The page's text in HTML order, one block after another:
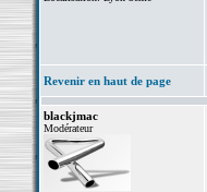
Revenir en haut de page
blackjmac
Modérateur